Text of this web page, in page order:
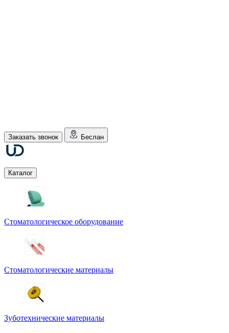
Заказать звонок Беслан
Каталог
Стоматологическое оборудование
Стоматологические материалы
Зуботехнические материалы